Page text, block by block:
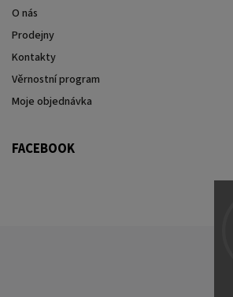
O nás
Prodejny
Kontakty
Věrnostní program
Moje objednávka
FACEBOOK